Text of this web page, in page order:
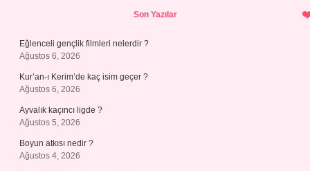
Son Yazılar
Eğlenceli gençlik filmleri nelerdir ?
Ağustos 6, 2026
Kur’an-ı Kerim’de kaç isim geçer ?
Ağustos 6, 2026
Ayvalık kaçıncı ligde ?
Ağustos 5, 2026
Boyun atkısı nedir ?
Ağustos 4, 2026